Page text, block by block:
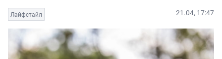
Лайфстайл 21.04, 17:47